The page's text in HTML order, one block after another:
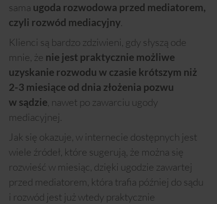
sama ugoda rozwodowa przed mediatorem,
czyli rozwód mediacyjny.
Klienci są bardzo zdziwieni, gdy słyszą ode
mnie, że nie jest praktycznie możliwe
uzyskanie rozwodu w czasie krótszym niż
2-3 miesiące od dnia złożenia pozwu
w sądzie, nawet po zawarciu ugody
mediacyjnej.
Jak się okazuje, w internecie dostępnych jest
wiele źródeł, które sugerują, że można się
rozwieść w miesiąc, dzięki ugodzie zawartej
przed mediatorem, która trafia później do sądu
i rozwód jest już wtedy praktycznie